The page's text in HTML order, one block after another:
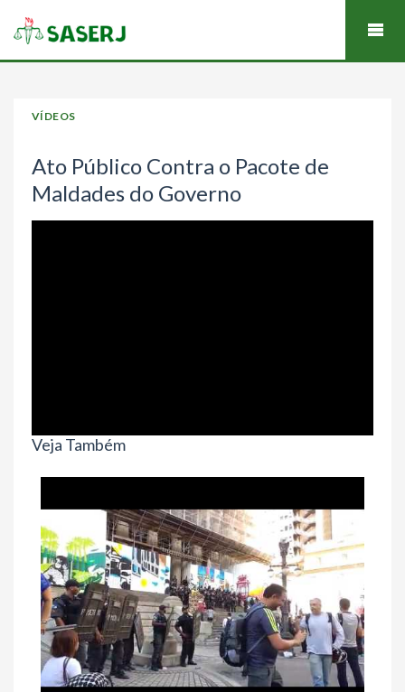
VÍDEOS
Ato Público Contra o Pacote de
Maldades do Governo
Veja Também